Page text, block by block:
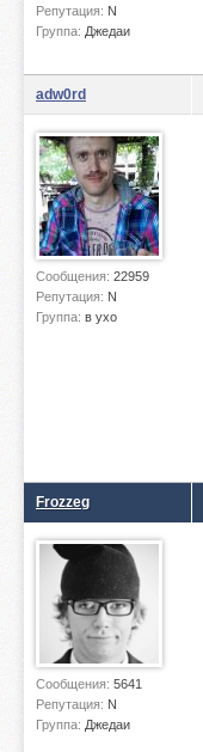
Репутация: N
Группа: Джедаи
adw0rd
Сообщения: 22959
Репутация: N
Группа: в ухо
Frozzeg
Сообщения: 5641
Репутация: N
Группа: Джедаи